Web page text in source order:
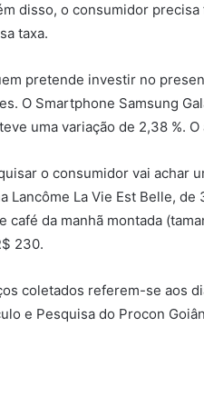
disso, o consumidor
taxa.
pretende investir no
O Smartphone Samsung
teve uma variação de 2,38 %.
o consumidor vai achar
Lancôme La Vie Est Belle,
café da manhã montada
230.
coletados referem-se aos
e Pesquisa do Procon